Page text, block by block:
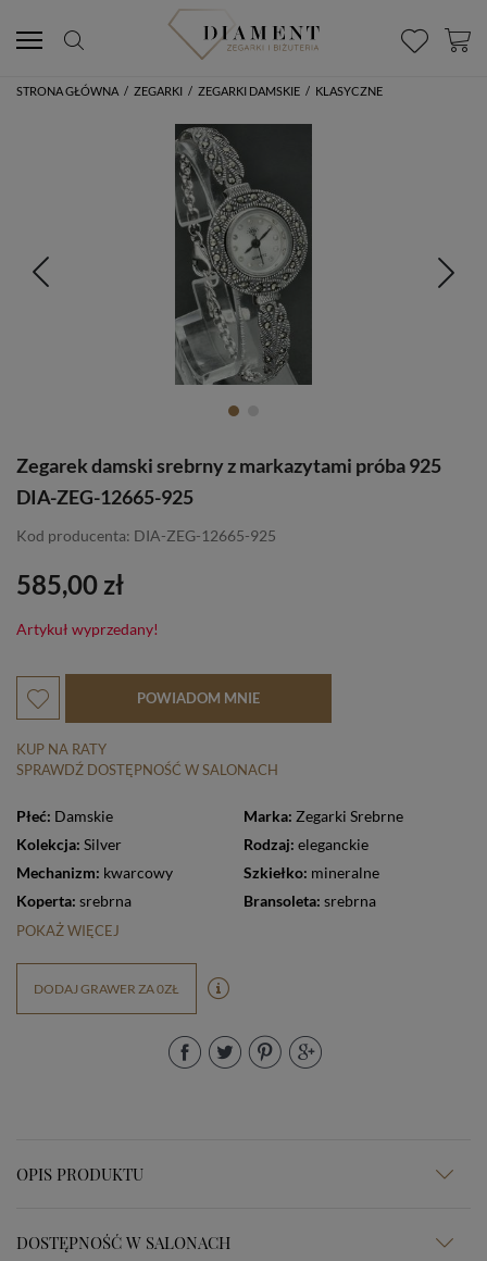
STRONA GŁÓWNA / ZEGARKI / ZEGARKI DAMSKIE / KLASYCZNE
Zegarek damski srebrny z markazytami próba 925
DIA-ZEG-12665-925
Kod producenta: DIA-ZEG-12665-925
585,00 zł
Artykuł wyprzedany!
POWIADOM MNIE
KUP NA RATY
SPRAWDŹ DOSTĘPNOŚĆ W SALONACH
Płeć: Damskie Marka: Zegarki Srebrne
Kolekcja: Silver Rodzaj: eleganckie
Mechanizm: kwarcowy Szkiełko: mineralne
Koperta: srebrna Bransoleta: srebrna
POKAŻ WIĘCEJ
DODAJ GRAWER ZA 0ZŁ
OPIS PRODUKTU
DOSTĘPNOŚĆ W SALONACH